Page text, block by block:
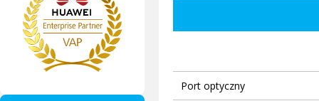
Port optyczny